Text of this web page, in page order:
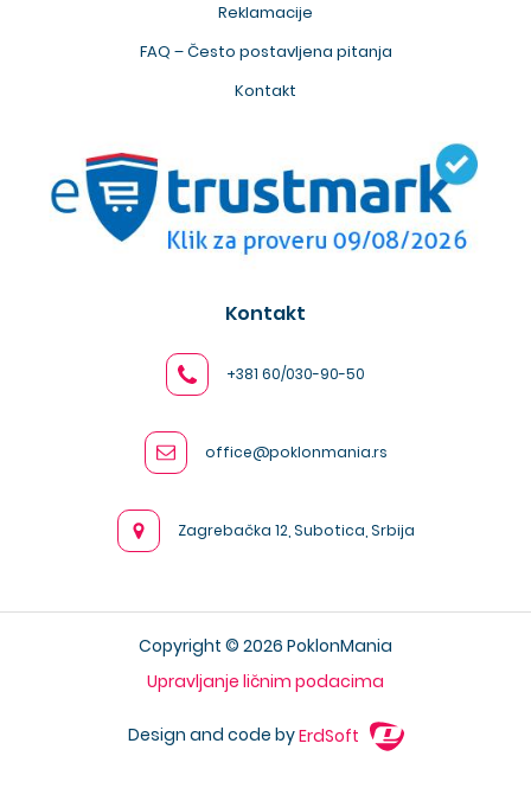
Reklamacije
FAQ – Često postavljena pitanja
Kontakt
Kontakt
+381 60/030-90-50
office@poklonmania.rs
Zagrebačka 12, Subotica, Srbija
Copyright © 2026 PoklonMania
Upravljanje ličnim podacima
Design and code byErdSoft